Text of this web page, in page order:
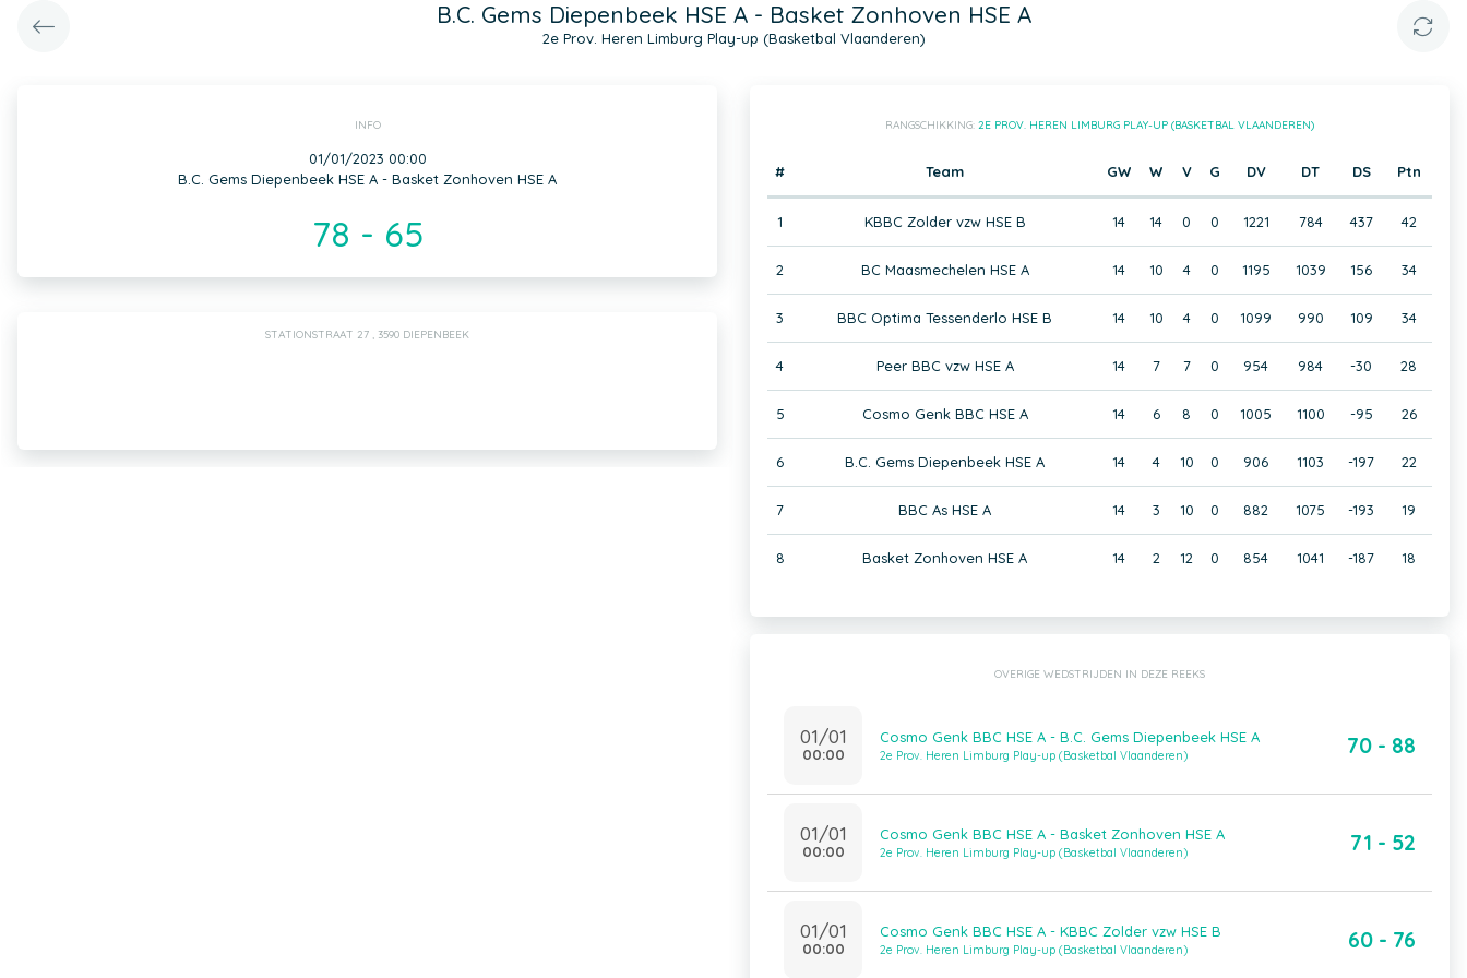
B.C. Gems Diepenbeek HSE A - Basket Zonhoven HSE A
2e Prov. Heren Limburg Play-up (Basketbal Vlaanderen)
INFO
01/01/2023 00:00
B.C. Gems Diepenbeek HSE A - Basket Zonhoven HSE A
78 - 65
STATIONSTRAAT 27 , 3590 DIEPENBEEK
RANGSCHIKKING: 2E PROV. HEREN LIMBURG PLAY-UP (BASKETBAL VLAANDEREN)
# Team GW W V G DV DT DS Ptn
1 KBBC Zolder vzw HSE B 14 14 0 0 1221 784 437 42
2 BC Maasmechelen HSE A 14 10 4 0 1195 1039 156 34
3 BBC Optima Tessenderlo HSE B 14 10 4 0 1099 990 109 34
4 Peer BBC vzw HSE A 14 7 7 0 954 984 -30 28
5 Cosmo Genk BBC HSE A 14 6 8 0 1005 1100 -95 26
6 B.C. Gems Diepenbeek HSE A 14 4 10 0 906 1103 -197 22
7 BBC As HSE A 14 3 10 0 882 1075 -193 19
8 Basket Zonhoven HSE A 14 2 12 0 854 1041 -187 18
OVERIGE WEDSTRIJDEN IN DEZE REEKS
01/01
00:00
Cosmo Genk BBC HSE A - B.C. Gems Diepenbeek HSE A
2e Prov. Heren Limburg Play-up (Basketbal Vlaanderen) 70 - 88
01/01
00:00
Cosmo Genk BBC HSE A - Basket Zonhoven HSE A
2e Prov. Heren Limburg Play-up (Basketbal Vlaanderen) 71 - 52
01/01
00:00
Cosmo Genk BBC HSE A - KBBC Zolder vzw HSE B
2e Prov. Heren Limburg Play-up (Basketbal Vlaanderen) 60 - 76